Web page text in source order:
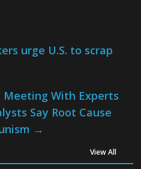
urge U.S. to scrap
Meeting With Experts
Say Root Cause
→
View All